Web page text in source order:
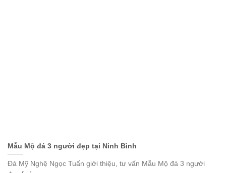
Mẫu Mộ đá 3 người đẹp tại Ninh Bình
Đá Mỹ Nghệ Ngọc Tuấn giới thiệu, tư vấn Mẫu Mộ đá 3 người